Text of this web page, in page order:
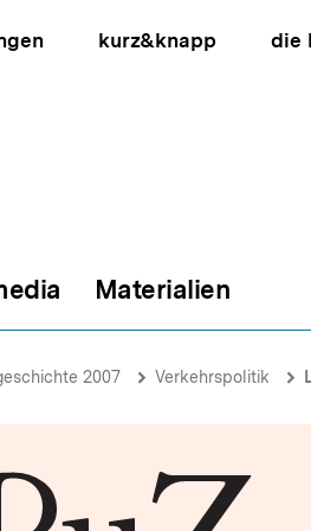
kurz&knapp die
Materialien
2007 Verkehrspolitik